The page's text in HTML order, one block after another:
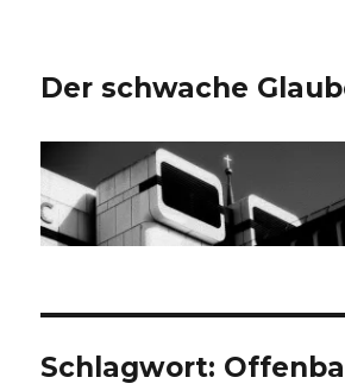
Der schwache
Schlagwort: